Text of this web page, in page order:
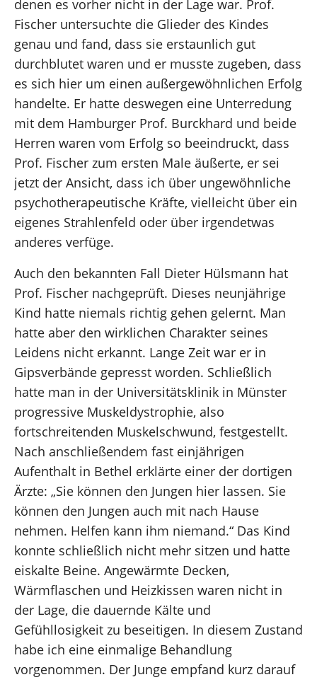
denen es vorher nicht in der Lage war. Prof.
Fischer untersuchte die Glieder des Kindes
genau und fand, dass sie erstaunlich gut
durchblutet waren und er musste zugeben, dass
es sich hier um einen außergewöhnlichen Erfolg
handelte. Er hatte deswegen eine Unterredung
mit dem Hamburger Prof. Burckhard und beide
Herren waren vom Erfolg so beeindruckt, dass
Prof. Fischer zum ersten Male äußerte, er sei
jetzt der Ansicht, dass ich über ungewöhnliche
psychotherapeutische Kräfte, vielleicht über ein
eigenes Strahlenfeld oder über irgendetwas
anderes verfüge.
Auch den bekannten Fall Dieter Hülsmann hat
Prof. Fischer nachgeprüft. Dieses neunjährige
Kind hatte niemals richtig gehen gelernt. Man
hatte aber den wirklichen Charakter seines
Leidens nicht erkannt. Lange Zeit war er in
Gipsverbände gepresst worden. Schließlich
hatte man in der Universitätsklinik in Münster
progressive Muskeldystrophie, also
fortschreitenden Muskelschwund, festgestellt.
Nach anschließendem fast einjährigen
Aufenthalt in Bethel erklärte einer der dortigen
Ärzte: „Sie können den Jungen hier lassen. Sie
können den Jungen auch mit nach Hause
nehmen. Helfen kann ihm niemand.“ Das Kind
konnte schließlich nicht mehr sitzen und hatte
eiskalte Beine. Angewärmte Decken,
Wärmflaschen und Heizkissen waren nicht in
der Lage, die dauernde Kälte und
Gefühllosigkeit zu beseitigen. In diesem Zustand
habe ich eine einmalige Behandlung
vorgenommen. Der Junge empfand kurz darauf